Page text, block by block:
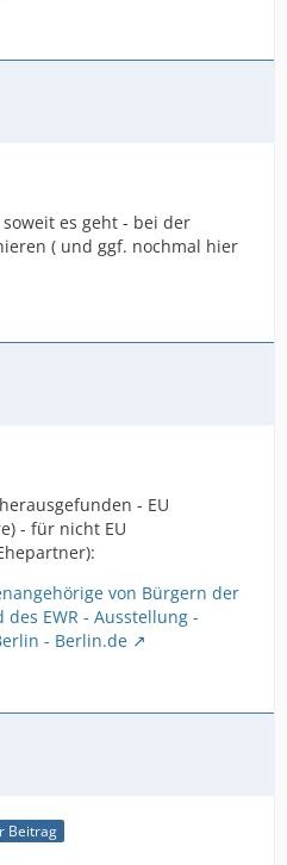
es geht - bei der
( und ggf. nochmal hier
- EU
- für nicht EU
von Bürgern der
EWR - Ausstellung -
- Berlin.de
Beitrag